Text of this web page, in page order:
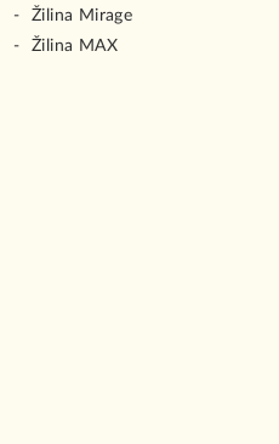
Žilina Mirage
Žilina MAX